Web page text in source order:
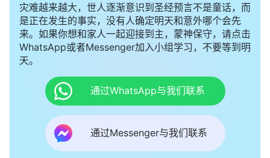
灾难越来越大，世人逐渐意识到圣经预言不是童话，而
是正在发生的事实，没有人确定明天和意外哪个会先
来。如果你想和家人一起迎接到主，蒙神保守，请点击
WhatsApp或者Messenger加入小组学习，不要等到明
天。
通过WhatsApp与我们联系
通过Messenger与我们联系